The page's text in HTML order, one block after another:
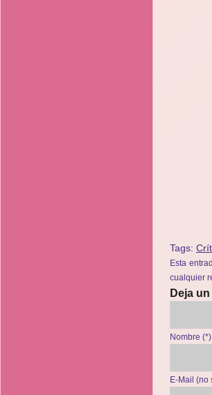
Tags:
Esta
cualquier
Deja
Nombre (*)
E-Mail (no